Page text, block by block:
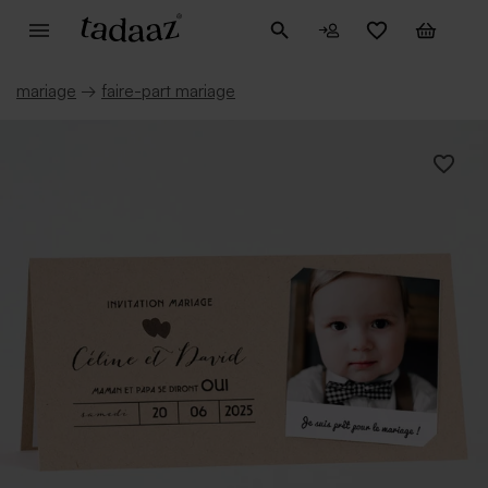
mariage → faire-part mariage